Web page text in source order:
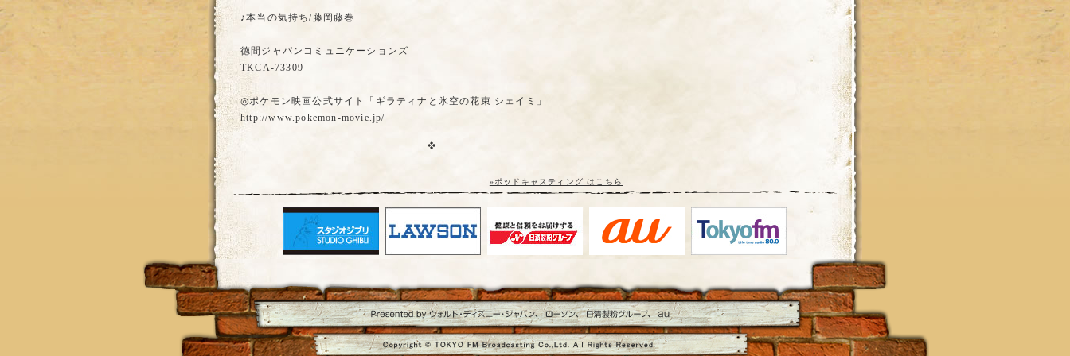
♪本当の気持ち/藤岡藤巻
徳間ジャパンコミュニケーションズ
TKCA-73309
◎ポケモン映画公式サイト「ギラティナと氷空の花束 シェイミ」
http://www.pokemon-movie.jp/
»ポッドキャスティング はこちら